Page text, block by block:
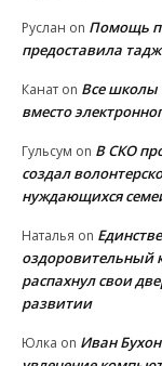
Руслан on Помощь
предоставила
Канат on Все школы
вместо
Гульсум on В СКО
создал
нуждающихся
Наталья on
оздоровительный
распахнул свои
развитии
Юлка on Иван